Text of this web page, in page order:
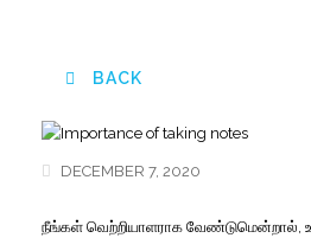
BACK
DECEMBER 7, 2020
நீங்கள் வெற்றியாளராக வேண்டுமென்றால்,